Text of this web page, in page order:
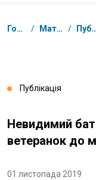
Низка
Головна / Матеріали / Публікації
Публікація
Невидимий
ветеранок до
01 листопада 2019